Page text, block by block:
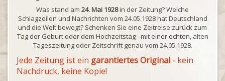
Was stand am 24. Mai 1928in der Zeitung? Welche
Schlagzeilen und Nachrichten vom 24.05.1928 hat Deutschland
und die Welt bewegt? Schenken Sie eine Zeitreise zurück zum
Tag der Geburt oder dem Hochzeitstag - mit einer echten, alten
Tageszeitung oder Zeitschrift genau vom 24.05.1928.
Jede Zeitung ist ein garantiertes Original - kein
Nachdruck, keine Kopie!